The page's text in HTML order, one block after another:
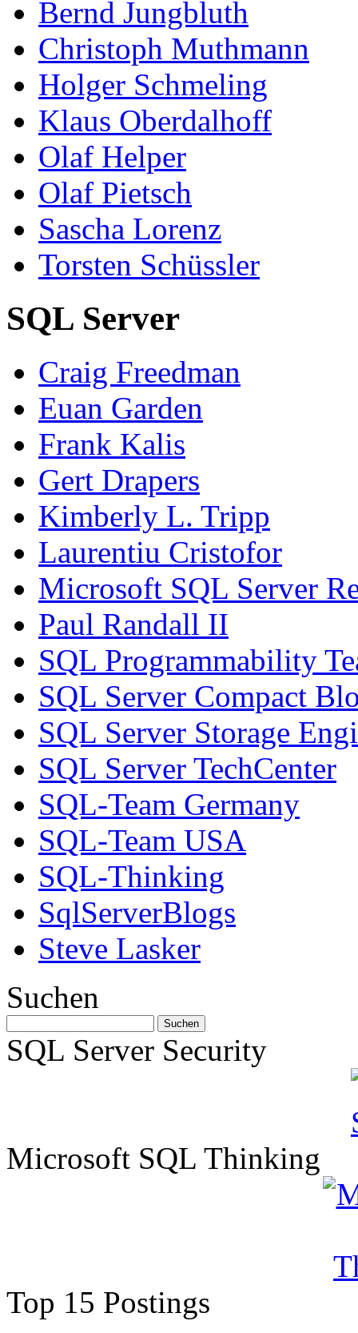
Bernd Jungbluth
Christoph Muthmann
Holger Schmeling
Klaus Oberdalhoff
Olaf Helper
Olaf Pietsch
Sascha Lorenz
Torsten Schüssler
SQL Server
Craig Freedman
Euan Garden
Frank Kalis
Gert Drapers
Kimberly L. Tripp
Laurentiu Cristofor
Microsoft SQL Server
Paul Randall II
SQL Programmability
SQL Server Compact
SQL Server Storage
SQL Server TechCenter
SQL-Team Germany
SQL-Team USA
SQL-Thinking
SqlServerBlogs
Steve Lasker
Suchen
SQL Server Security
Microsoft SQL Thinking
Top 15 Postings